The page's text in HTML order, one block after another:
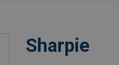
Sharpie